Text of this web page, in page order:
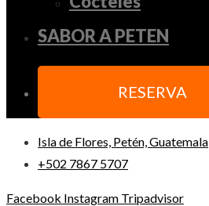
SABOR A PETEN
RESERVA
Isla de Flores, Petén, Guatemala
+502 7867 5707
Facebook Instagram Tripadvisor